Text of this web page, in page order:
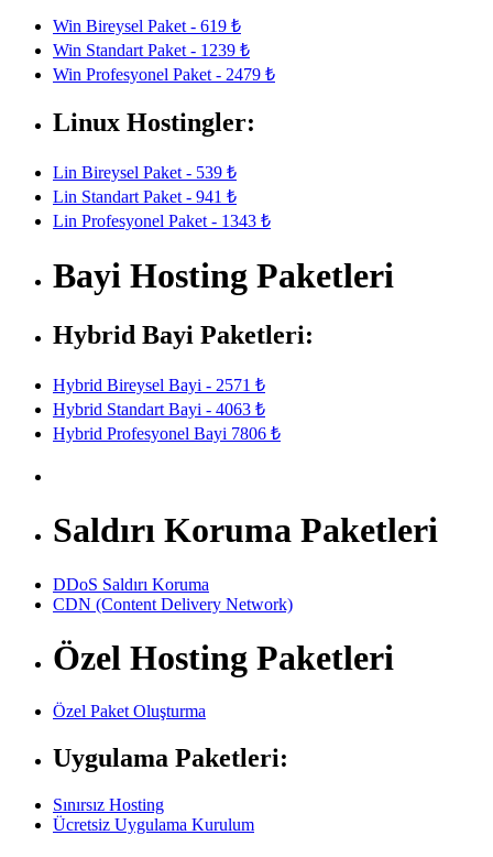
Win Bireysel Paket - 619 ₺
Win Standart Paket - 1239 ₺
Win Profesyonel Paket - 2479 ₺
Linux Hostingler:
Lin Bireysel Paket - 539 ₺
Lin Standart Paket - 941 ₺
Lin Profesyonel Paket - 1343 ₺
Bayi Hosting Paketleri
Hybrid Bayi Paketleri:
Hybrid Bireysel Bayi - 2571 ₺
Hybrid Standart Bayi - 4063 ₺
Hybrid Profesyonel Bayi 7806 ₺
Saldırı Koruma Paketleri
DDoS Saldırı Koruma
CDN (Content Delivery Network)
Özel Hosting Paketleri
Özel Paket Oluşturma
Uygulama Paketleri:
Sınırsız Hosting
Ücretsiz Uygulama Kurulum